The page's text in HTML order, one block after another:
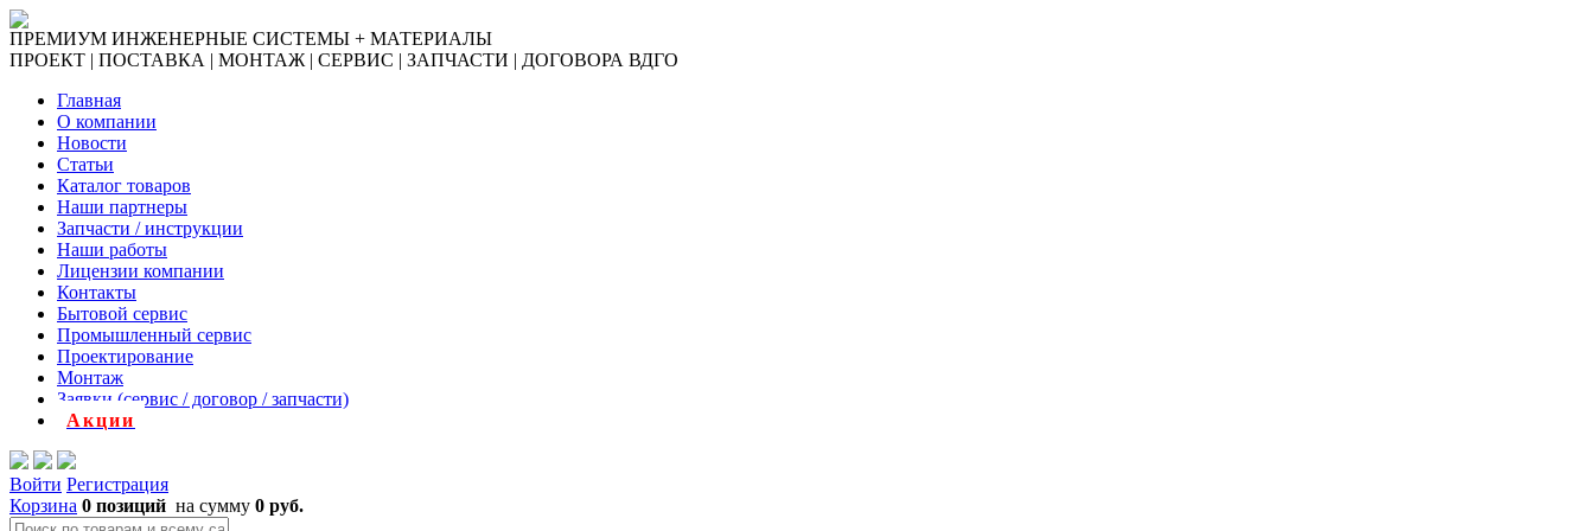
ПРЕМИУМ ИНЖЕНЕРНЫЕ СИСТЕМЫ + МАТЕРИАЛЫ
ПРОЕКТ | ПОСТАВКА | МОНТАЖ | СЕРВИС | ЗАПЧАСТИ | ДОГОВОРА ВДГО
Главная
О компании
Новости
Статьи
Каталог товаров
Наши партнеры
Запчасти / инструкции
Наши работы
Лицензии компании
Контакты
Бытовой сервис
Промышленный сервис
Проектирование
Монтаж
Заявки (сервис / договор / запчасти)
Акции
Войти Регистрация
Корзина 0 позиций на сумму 0 руб.